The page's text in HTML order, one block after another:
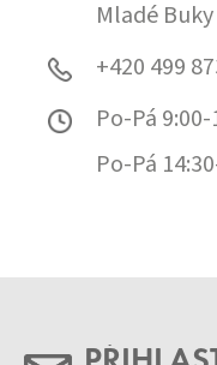
Mladé Buky
+420 499
Po-Pá 9:00-
Po-Pá